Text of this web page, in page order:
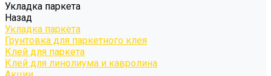
Укладка паркета
Назад
Укладка паркета
Грунтовка для паркетного клея
Клей для паркета
Клей для линолиума и кавролина